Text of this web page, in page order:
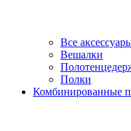
Все
Вешалки
Полки
Комбинированные